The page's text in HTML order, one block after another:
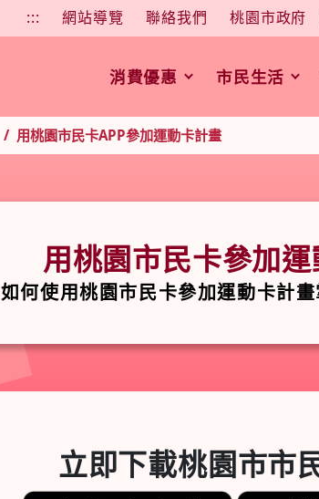
::: 網站導覽 聯絡我們 桃園市政府
字
消費優惠 市民生活
用桃園市民卡APP參加運動卡計畫
用桃園市民卡參加
如何使用桃園市民卡參加運動卡計
立即下載桃園市市